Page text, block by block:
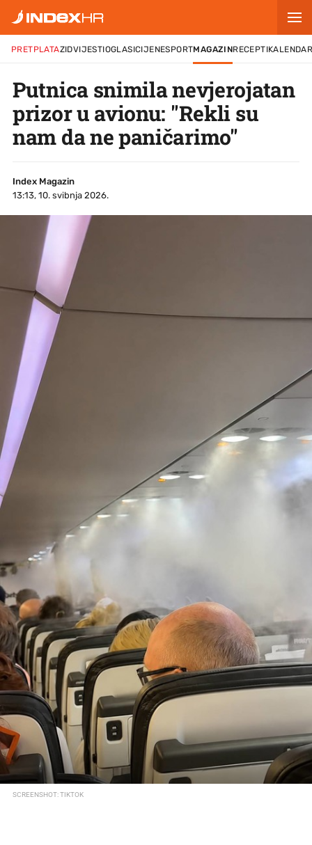
PRETPLATAZIDVIJESTIOGLASICIJENESPORTMAGAZINRECEPTI
Putnica snimila nevjerojatan
prizor u avionu: "Rekli su
nam da ne paničarimo"
Index Magazin
13:13, 10. svibnja 2026.
SCREENSHOT: TIKTOK